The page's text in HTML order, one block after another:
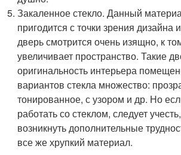
Закаленное стекло. Данный
пригодится с точки зрения дизайна
дверь смотрится очень изящно, к
увеличивает пространство. Такие
оригинальность интерьера
вариантов стекла множество:
тонированное, с узором и др. Но
работать со стеклом, следует
возникнуть дополнительные
все же хрупкий материал.